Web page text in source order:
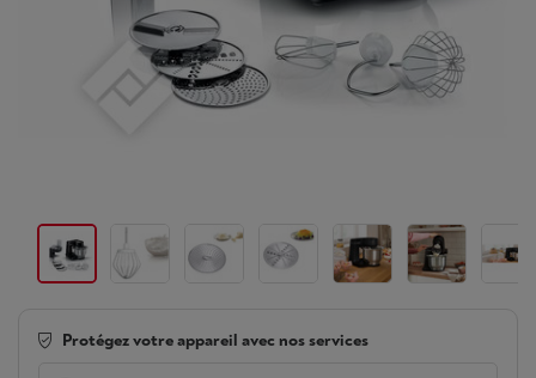
Protégez votre appareil avec nos services